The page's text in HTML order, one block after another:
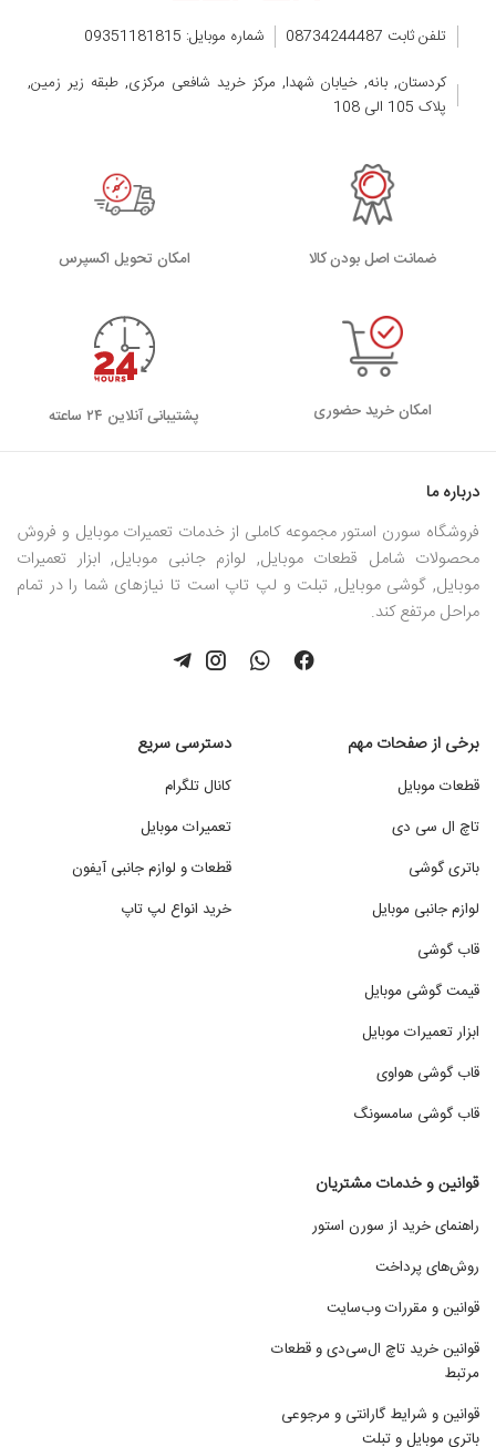
تلفن ثابت 08734244487
شماره موبایل: 09351181815
کردستان, بانه, خیابان شهدا, مرکز خرید شافعی مرکزی, طبقه زیر زمین,
پلاک 105 الی 108
ضمانت اصل بودن کالا اﻣﮑﺎن ﺗﺤﻮﯾﻞ اﮐﺴﭙﺮس
امکان خرید حضوری پشتیبانی آنلاین ۲۴ ساعته
درباره ما
فروشگاه سورن استور مجموعه کاملی از خدمات تعمیرات موبایل و فروش
محصولات شامل قطعات موبایل, لوازم جانبی موبایل, ابزار تعمیرات
موبایل, گوشی موبایل, تبلت و لپ تاپ است تا نیازهای شما را در تمام
مراحل مرتفع کند.
برخی از صفحات مهم
قطعات موبایل
تاچ ال سی دی
باتری گوشی
لوازم جانبی موبایل
قاب گوشی
قیمت گوشی موبایل
ابزار تعمیرات موبایل
قاب گوشی هواوی
قاب گوشی سامسونگ
دسترسی سریع
کانال تلگرام
تعمیرات موبایل
قطعات و لوازم جانبی آیفون
خرید انواع لپ تاپ
قوانین و خدمات مشتریان
راهنمای خرید از سورن استور
روش‌های پرداخت
قوانین و مقررات وب‌سایت
قوانین خرید تاچ ال‌سی‌دی و قطعات
مرتبط
قوانین و شرایط گارانتی و مرجوعی
باتری موبایل و تبلت